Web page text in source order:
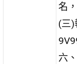
名
(三
六